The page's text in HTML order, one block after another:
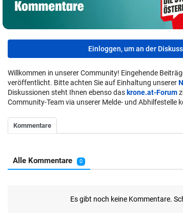
Einloggen, um an der
Willkommen in unserer Community! Eingehende
veröffentlicht. Bitte achten Sie auf Einhaltung unserer
Diskussionen steht Ihnen ebenso das krone.at-Forum
Community-Team via unserer Melde- und Abhilfestelle